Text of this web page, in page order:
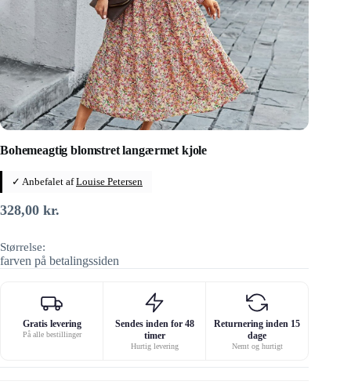
Bohemeagtig blomstret langærmet kjole
✓ Anbefalet afLouise Petersen
328,00 kr.
Størrelse:
farven på betalingssiden
Gratis levering
På alle bestillinger
Sendes inden for 48
timer
Hurtig levering
Returnering inden 15
dage
Nemt og hurtigt